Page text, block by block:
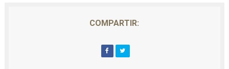
COMPARTIR: